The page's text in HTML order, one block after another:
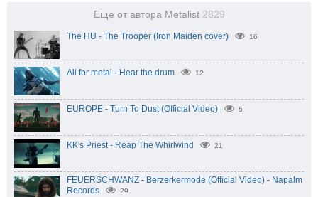
Еще от автора Metalist 2829
The HU - The Trooper (Iron Maiden cover) 16
All for metal - Hear the drum 12
EUROPE - Turn To Dust (Official Video) 5
KK's Priest - Reap The Whirlwind 21
FEUERSCHWANZ - Berzerkermode (Official Video) - Napalm
Records
29